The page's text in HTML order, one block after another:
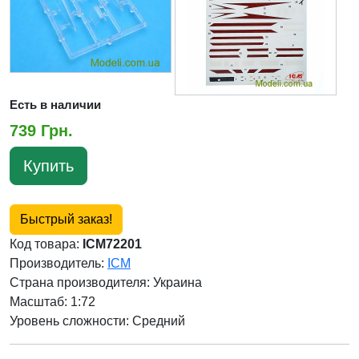
Есть в наличии
739 Грн.
Купить
Быстрый заказ!
Код товара: ICM72201
Производитель: ICM
Страна производителя: Украина
Масштаб: 1:72
Уровень сложности: Cредний